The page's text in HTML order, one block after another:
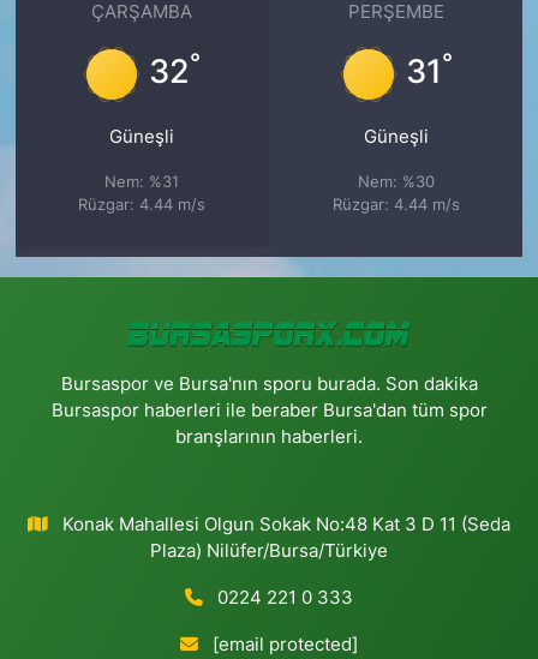
ÇARŞAMBA
32°
Güneşli
Nem: %31
Rüzgar: 4.44 m/s
PERŞEMBE
31°
Güneşli
Nem: %30
Rüzgar: 4.44 m/s
Bursaspor ve Bursa'nın sporu burada. Son dakika
Bursaspor haberleri ile beraber Bursa'dan tüm spor
branşlarının haberleri.
Konak Mahallesi Olgun Sokak No:48 Kat 3 D 11 (Seda
Plaza) Nilüfer/Bursa/Türkiye
0224 221 0 333
[email protected]